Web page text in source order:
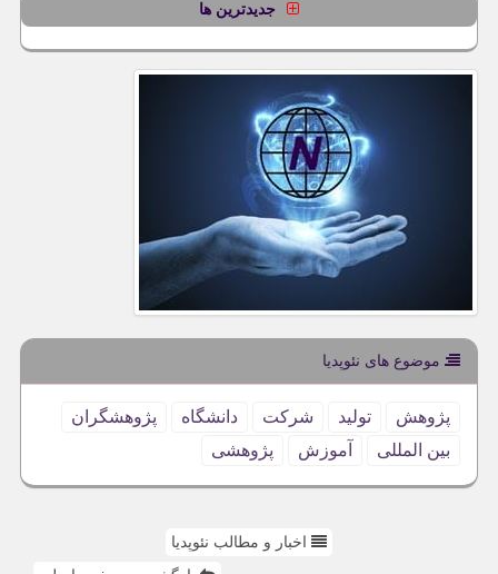
جدیدترین ها
موضوع های نئوپدیا
پژوهش تولید شركت دانشگاه
پژوهشگران
بین المللی
آموزش پژوهشی
اخبار و مطالب نئوپدیا